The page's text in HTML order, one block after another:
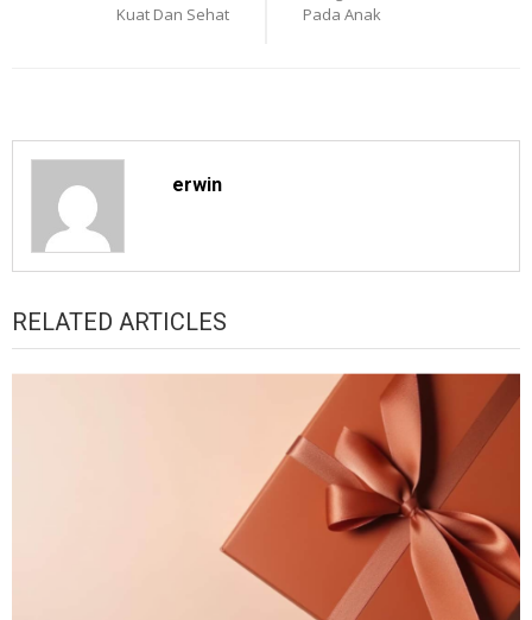
Kuat Dan Sehat
Pada Anak
erwin
RELATED ARTICLES